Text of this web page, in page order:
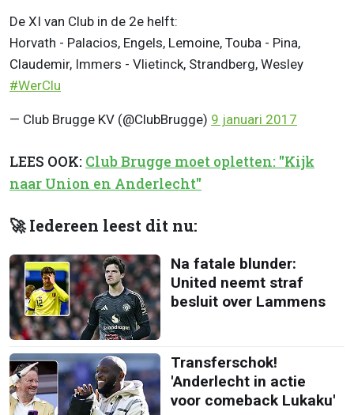
De XI van Club in de 2e helft:
Horvath - Palacios, Engels, Lemoine, Touba - Pina,
Claudemir, Immers - Vlietinck, Strandberg, Wesley
#WerClu
— Club Brugge KV (@ClubBrugge) 9 januari 2017
LEES OOK: Club Brugge moet opletten: "Kijk
naar Union en Anderlecht"
🚀 Iedereen leest dit nu:
Na fatale blunder:
United neemt straf
besluit over Lammens
Transferschok!
'Anderlecht in actie
voor comeback Lukaku'